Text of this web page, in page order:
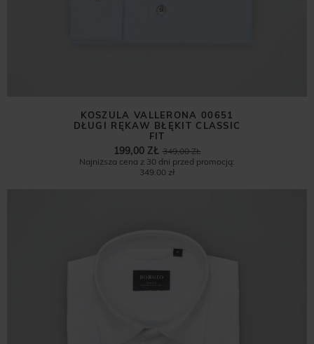
KOSZULA VALLERONA 00651
DŁUGI RĘKAW BŁĘKIT CLASSIC
FIT
349,00 ZŁ
199,00 ZŁ
Najniższa cena z 30 dni przed promocją:
349,00 zł